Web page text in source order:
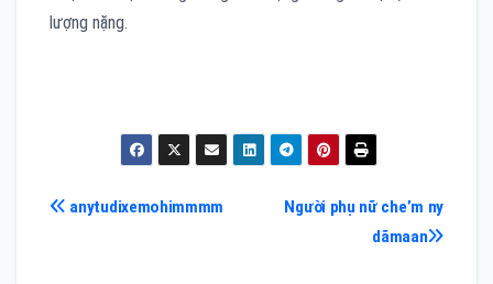
lượng nặng.
Điều
Người phụ nữ che’m ny
dãmaan
anytudixemohimmmm